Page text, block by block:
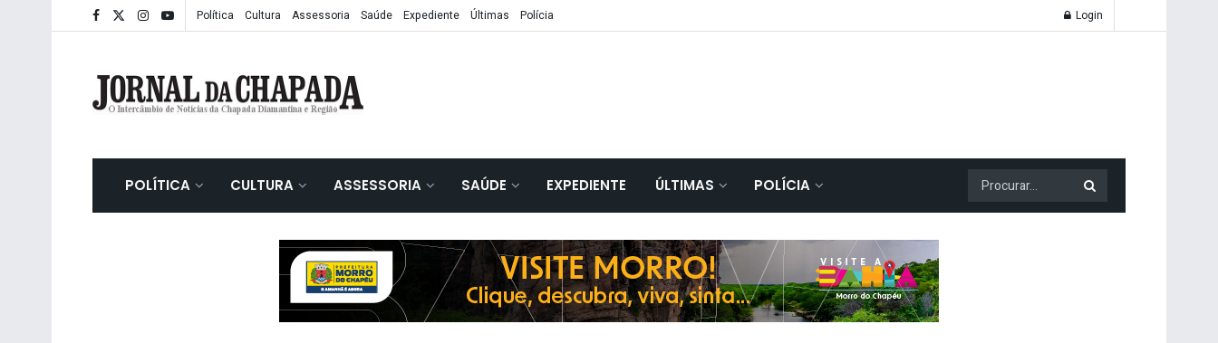
Política Cultura Assessoria Saúde Expediente Últimas Polícia Login
POLÍTICA CULTURA ASSESSORIA SAÚDE EXPEDIENTE ÚLTIMAS POLÍCIA